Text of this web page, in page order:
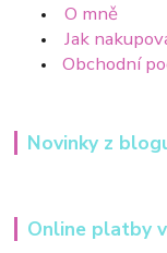
O mně
Jak
Obchodní
Novinky z
Online platby